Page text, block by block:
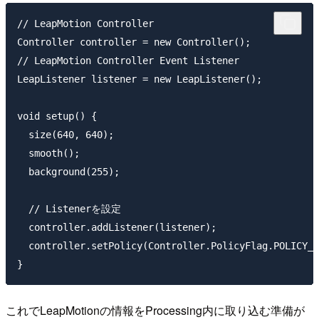
// LeapMotion Controller
Controller controller = new Controller();
// LeapMotion Controller Event Listener
LeapListener listener = new LeapListener();
void setup() {
size(640, 640);
smooth();
background(255);
// Listenerを設定
controller.addListener(listener);
これでLeapMotionの情報をProcessing内に取り込む準備が